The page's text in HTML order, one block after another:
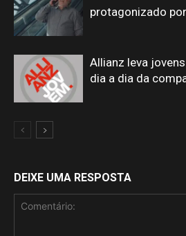
protagonizado
Allianz leva
dia a dia da
DEIXE UMA RESPOSTA